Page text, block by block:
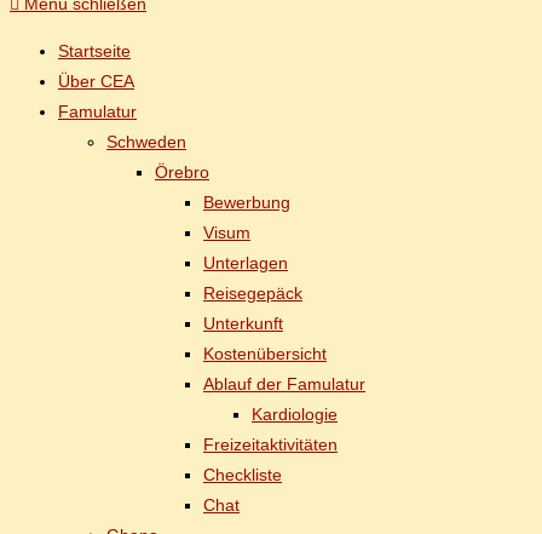
Start­sei­te
Über CEA
Famu­la­tur
Schwe­den
Öre­b­ro
Be­wer­bung
Vi­sum
Un­ter­la­gen
Rei­se­ge­päck
Un­ter­kunft
Kos­ten­über­sicht
Ab­lauf der Famulatur
Kar­dio­lo­gie
Frei­zeit­ak­ti­vi­tä­ten
Check­lis­te
Chat